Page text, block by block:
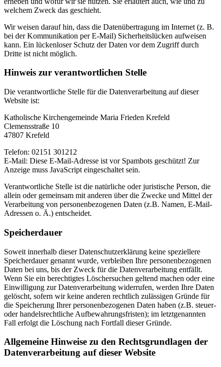
welchem Zweck das geschieht.
Wir weisen darauf hin, dass die Datenübertragung im Internet (z. B.
bei der Kommunikation per E-Mail) Sicherheitslücken aufweisen
kann. Ein lückenloser Schutz der Daten vor dem Zugriff durch
Dritte ist nicht möglich.
Hinweis zur verantwortlichen Stelle
Die verantwortliche Stelle für die Datenverarbeitung auf dieser
Website ist:
Katholische Kirchengemeinde Maria Frieden Krefeld
Clemensstraße 10
47807 Krefeld
Telefon: 02151 301212
E-Mail: Diese E-Mail-Adresse ist vor Spambots geschützt! Zur
Anzeige muss JavaScript eingeschaltet sein.
Verantwortliche Stelle ist die natürliche oder juristische Person, die
allein oder gemeinsam mit anderen über die Zwecke und Mittel der
Verarbeitung von personenbezogenen Daten (z.B. Namen, E-Mail-
Adressen o. Ä.) entscheidet.
Speicherdauer
Soweit innerhalb dieser Datenschutzerklärung keine speziellere
Speicherdauer genannt wurde, verbleiben Ihre personenbezogenen
Daten bei uns, bis der Zweck für die Datenverarbeitung entfällt.
Wenn Sie ein berechtigtes Löschersuchen geltend machen oder eine
Einwilligung zur Datenverarbeitung widerrufen, werden Ihre Daten
gelöscht, sofern wir keine anderen rechtlich zulässigen Gründe für
die Speicherung Ihrer personenbezogenen Daten haben (z.B. steuer-
oder handelsrechtliche Aufbewahrungsfristen); im letztgenannten
Fall erfolgt die Löschung nach Fortfall dieser Gründe.
Allgemeine Hinweise zu den Rechtsgrundlagen der
Datenverarbeitung auf dieser Website